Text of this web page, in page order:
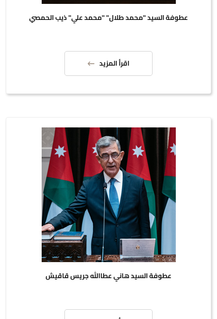
عطوفة السيد "محمد طلال" "محمد علي" ذيب الحمصي
اقرأ المزيد
عطوفة السيد هاني عطاالله جريس قاقيش